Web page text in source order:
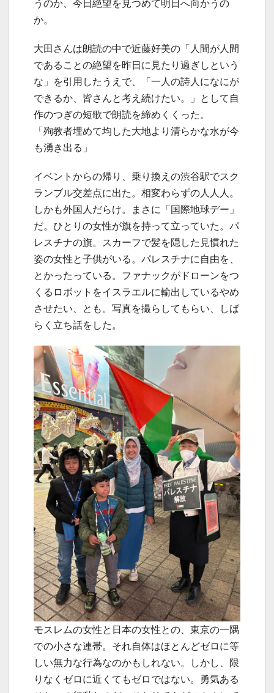
うのか、今日絶望を見つめて明日へ向かうの
か。
大田さんは朗読の中で近藤好美の「人間が人間
であることの絶望を昨日に見たり過ぎしという
な」を引用したうえで、「一人の詩人になにが
できるか、皆さんと考え続けたい。」として自
作のつぎの短歌で朗読を締めくくった。
「殉教者埋めて均した大地より清らかな水が今
も湧き出る」
イベントからの帰り、乗り換えの渋谷駅でスク
ランブル交差点に出た。相変わらずの人人人。
しかも外国人だらけ。まさに「国際地球デー」
だ。ひとりの女性が旗を持って立っていた。パ
レスチナの旗。スカーフで髪を隠した見慣れた
姿の女性と子供がいる。パレスチナに自由を、
とかったっている。ファナックがドローンをつ
くるロボットをイスラエルに輸出しているやめ
させたい、とも。写真を撮らしてもらい、しば
らく立ち話をした。
モスレムの女性と日本の女性との、東京の一隅
での小さな連帯。それ自体はほとんどゼロに等
しい無力な行為なのかもしれない。しかし、限
りなくゼロに近くてもゼロではない。勇気ある